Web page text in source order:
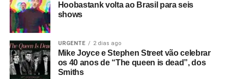
Hoobastank volta ao Brasil para seis
shows
URGENTE 2 dias ago
Mike Joyce e Stephen Street vão celebrar
os 40 anos de “The queen is dead”, dos
Smiths